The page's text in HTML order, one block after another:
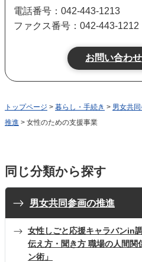
電話番号：042-443-1213
ファクス番号：042-443-1212
トップページ > 暮らし・手続き > 男女共
推進 > 女性のための支援事業
同じ分類から探す
男女共同参画の推進
女性しごと応援キャラバンin
伝え方・聞き方 職場の人間関
ン術」